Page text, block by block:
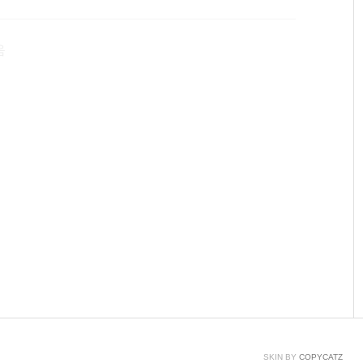
활동이 있으면, 나무는 죽게 됩니다. 코인은 인도에
SKIN BY COPYCATZ